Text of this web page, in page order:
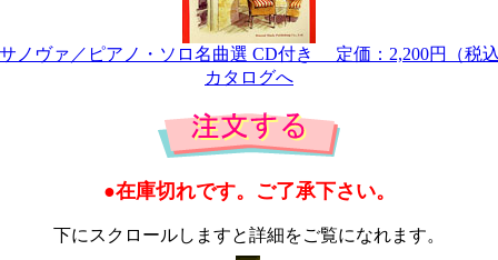
ノヴァ／ピアノ・ソロ名曲選 CD付き 定価：2,200円（税
カタログへ
●在庫切れです。ご了承下さい。
下にスクロールしますと詳細をご覧になれます。